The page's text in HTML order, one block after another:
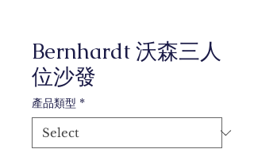
Bernhardt 沃森三人
位沙發
產品類型 *